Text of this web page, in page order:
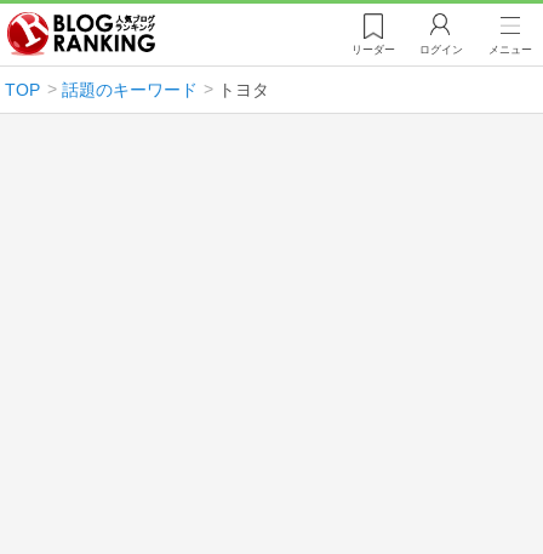
リーダー ログイン メニュー
TOP 話題のキーワード トヨタ